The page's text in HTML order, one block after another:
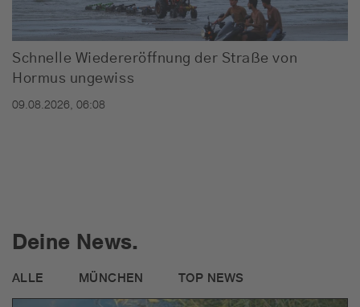
Schnelle Wiedereröffnung der Straße von
Hormus ungewiss
09.08.2026, 06:08
Deine News.
ALLE MÜNCHEN TOP NEWS